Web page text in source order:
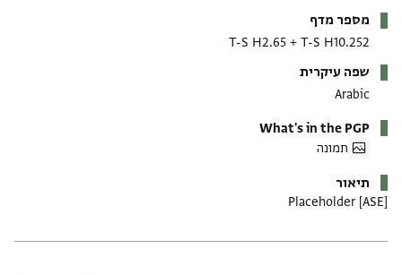
מספר מדף
T-S H10.252
+
T-S H2.65
שפה עיקרית
Arabic
What's in the PGP
תמונה
תיאור
Placeholder [ASE]